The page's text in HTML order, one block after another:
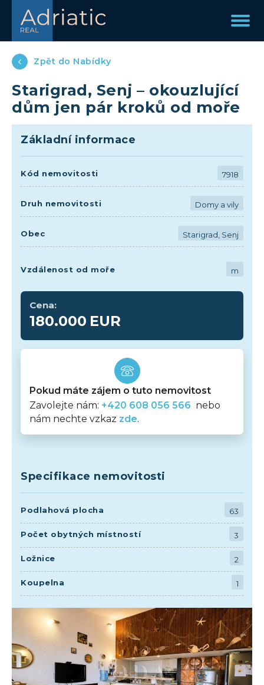
Zpět do Nabídky
Starigrad, Senj – okouzlující
dům jen pár kroků od moře
Základní informace
Kód nemovitosti 7918
Druh nemovitosti Domy a vily
Obec Starigrad, Senj
Vzdálenost od moře m
Cena:
180.000 EUR
Pokud máte zájem o tuto nemovitost
Zavolejte nám: +420 608 056 566 nebo
nám nechte vzkaz zde.
Specifikace nemovitosti
Podlahová plocha 63
Počet obytných místností 3
Ložnice 2
Koupelna 1